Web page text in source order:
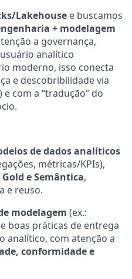
Lakehouse e buscamos
+ modelagem
a governança,
analítico
moderno, isso conecta
e descobribilidade via
com a “tradução” do
de dados analíticos
métricas/KPIs),
e Semântica,
e reuso.
modelagem (ex.:
boas práticas de entrega
analítico, com atenção a
conformidade e